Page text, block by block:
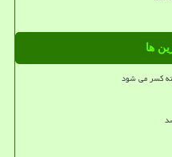
ها
کسر می شود